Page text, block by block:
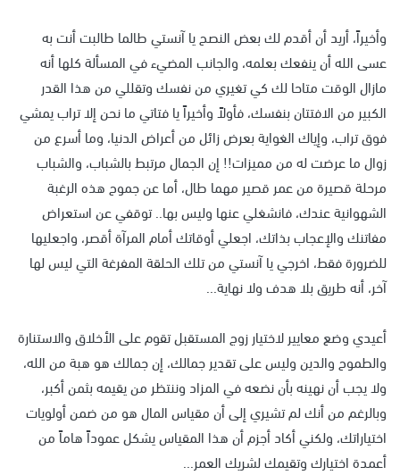
وأخيراً، أريد أن أقدم لك بعض النصح يا آنستي طالما طالبت أنت به
عسى الله أن ينفعك بعلمه، والجانب المضيء في المسألة كلها أنه
مازال الوقت متاحا لك كي تغيري من نفسك وتقللي من هذا القدر
الكبير من الافتتان بنفسك، فأولاً وأخيراً يا فتاتي ما نحن إلا تراب يمشي
فوق تراب، وإياك الغواية بعرض زائل من أعراض الدنيا، وما أسرع من
زوال ما عرضت له من مميزات!! إن الجمال مرتبط بالشباب، والشباب
مرحلة قصيرة من عمر قصير مهما طال، أما عن جموح هذه الرغبة
الشهوانية عندك، فانشغلي عنها وليس بها.. توقفي عن استعراض
مفاتنك والإعجاب بذاتك، اجعلي أوقاتك أمام المرآة أقصر، واجعليها
للضرورة فقط، اخرجي يا آنستي من تلك الحلقة المفرغة التي ليس لها
آخر، أنه طريق بلا هدف ولا نهاية...
أعيدي وضع معايير لاختيار زوج المستقبل تقوم على الأخلاق والاستنارة
والطموح والدين وليس على تقدير جمالك، إن جمالك هو هبة من الله،
ولا يجب أن نهينه بأن نضعه في المزاد وننتظر من يقيمه بثمن أكبر،
وبالرغم من أنك لم تشيري إلى أن مقياس المال هو من ضمن أولويات
اختياراتك، ولكني أكاد أجزم أن هذا المقياس يشكل عموداً هاماً من
أعمدة اختيارك وتقيمك لشريك العمر...